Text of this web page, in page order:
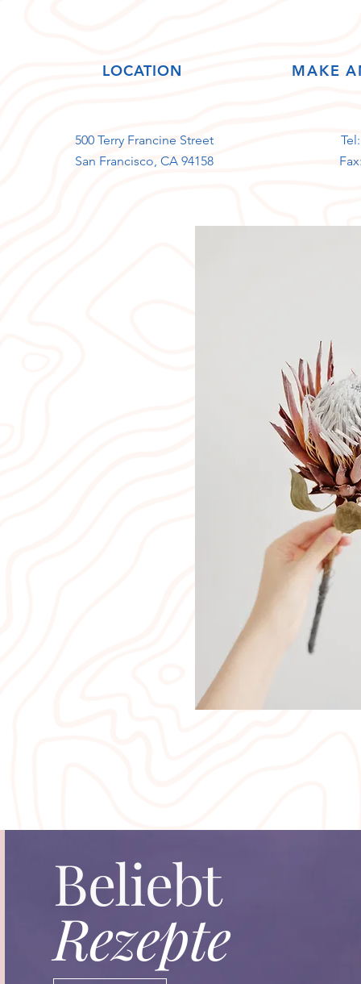
💛 DU
Ich schätze deine
Nadine
a platform where we send the
air purifiers. Our message goes
~ DR. CHRISTIANE NORTHRUP
SUPER SOUL 100 | OPRAH WINFREY SHOW, 1 DER 100
Beliebt
Rezepte
LOCATION
500 Terry Francine Street
San Francisco, CA 94158
MAKE